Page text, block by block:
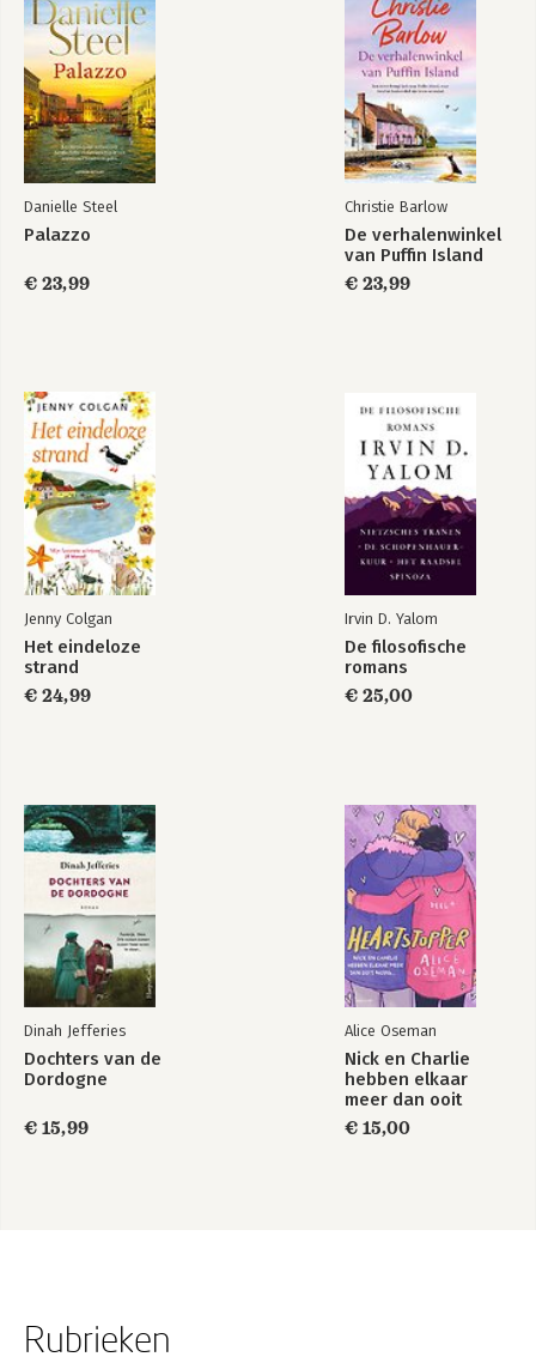
De morgenster Het derde rijk
Bekijk alle boeken
Danielle Steel
Palazzo
€ 23,99
Christie Barlow
De verhalenwinkel
van Puffin Island
€ 23,99
Jenny Colgan
Het eindeloze
strand
€ 24,99
Irvin D. Yalom
De filosofische
romans
€ 25,00
Dinah Jefferies
Dochters van de
Dordogne
€ 15,99
Alice Oseman
Nick en Charlie
hebben elkaar
meer dan ooit
nodig…
€ 15,00
Rubrieken